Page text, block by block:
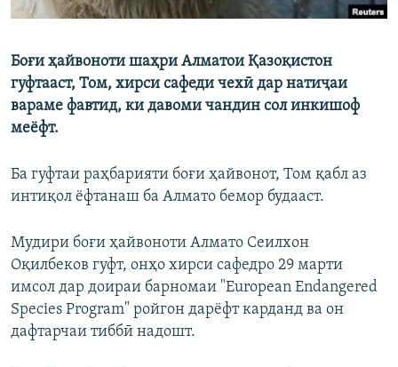
Боғи ҳайвоноти шаҳри Алматои Қазоқистон
гуфтааст, Том, хирси сафеди чехӣ дар натиҷаи
вараме фавтид, ки давоми чандин сол инкишоф
меёфт.
Ба гуфтаи раҳбарияти боғи ҳайвонот, Том қабл аз
интиқол ёфтанаш ба Алмато бемор будааст.
Мудири боғи ҳайвоноти Алмато Сеилхон
Оқилбеков гуфт, онҳо хирси сафедро 29 марти
имсол дар доираи барномаи "European Endangered
Species Program" ройгон дарёфт карданд ва он
дафтарчаи тиббӣ надошт.